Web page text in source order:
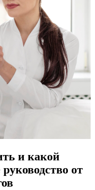
и какой
от